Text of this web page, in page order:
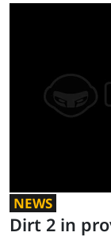
NEWS
Dirt 2 in